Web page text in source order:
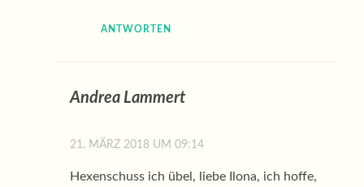
ANTWORTEN
Andrea Lammert
21. MÄRZ 2018 UM 09:14
Hexenschuss ich übel, liebe Ilona, ich hoffe,